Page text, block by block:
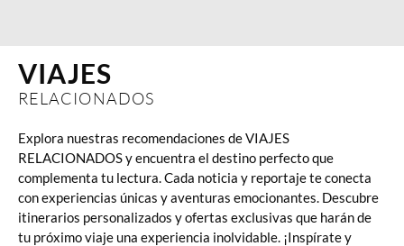
VIAJES
RELACIONADOS
Explora nuestras recomendaciones de VIAJES
RELACIONADOS y encuentra el destino perfecto que
complementa tu lectura. Cada noticia y reportaje te conecta
con experiencias únicas y aventuras emocionantes. Descubre
itinerarios personalizados y ofertas exclusivas que harán de
tu próximo viaje una experiencia inolvidable. ¡Inspírate y